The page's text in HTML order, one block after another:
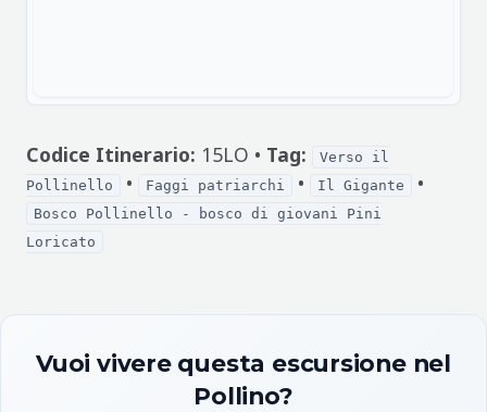
Codice Itinerario: 15LO • Tag:
Verso il
Pollinello
• Faggi patriarchi • Il Gigante •
Bosco Pollinello - bosco di giovani Pini
Loricato
Vuoi vivere questa escursione nel
Pollino?